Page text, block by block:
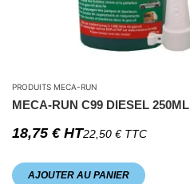
PRODUITS MECA-RUN
MECA-RUN C99 DIESEL 250ML
18,75 €HT22,50 €TTC
AJOUTER AU PANIER